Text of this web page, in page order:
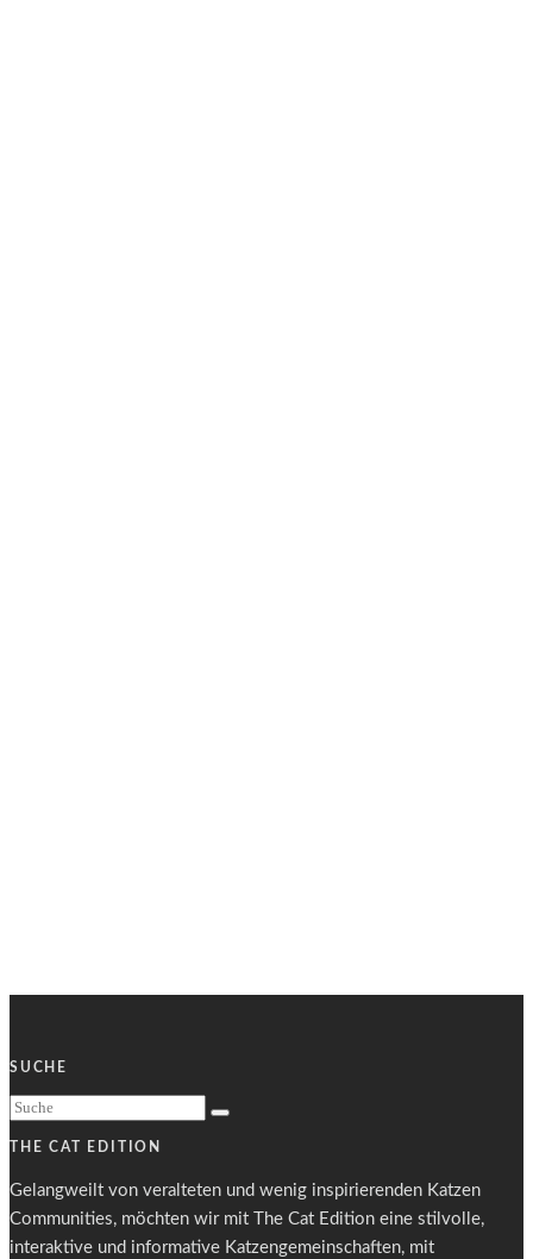
SUCHE
THE CAT EDITION
Gelangweilt von veralteten und wenig inspirierenden Katzen
Communities, möchten wir mit The Cat Edition eine stilvolle,
interaktive und informative Katzengemeinschaften, mit